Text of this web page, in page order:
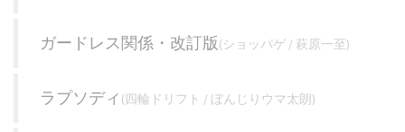
ガードレス関係・改訂版(ショッパゲ / 萩原一至)
ラプソディ (四輪ドリフト / ぼんじりウマ太朗)